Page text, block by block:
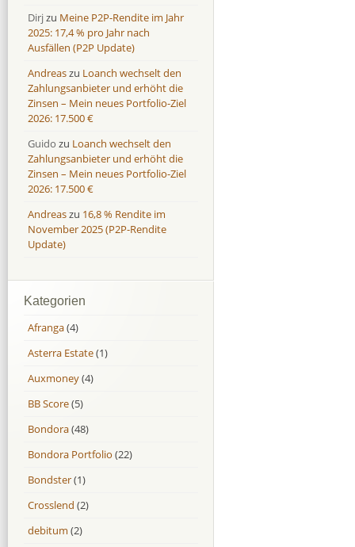
Dirjzu Meine P2P-Rendite im Jahr
2025: 17,4 % pro Jahr nach
Ausfällen (P2P Update)
Andreaszu Loanch wechselt den
Zahlungsanbieter und erhöht die
Zinsen – Mein neues Portfolio-Ziel
2026: 17.500 €
Guido zu Loanch wechselt den
Zahlungsanbieter und erhöht die
Zinsen – Mein neues Portfolio-Ziel
2026: 17.500 €
Andreaszu 16,8 % Rendite im
November 2025 (P2P-Rendite
Update)
Kategorien
Afranga(4)
Asterra Estate(1)
Auxmoney(4)
BB Score(5)
Bondora(48)
Bondora Portfolio (22)
Bondster(1)
Crosslend (2)
debitum (2)